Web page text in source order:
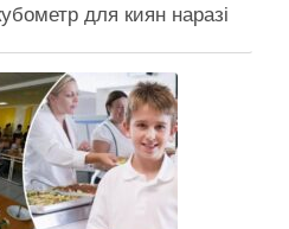
для киян наразі
Вартість
та
залишається на рівні